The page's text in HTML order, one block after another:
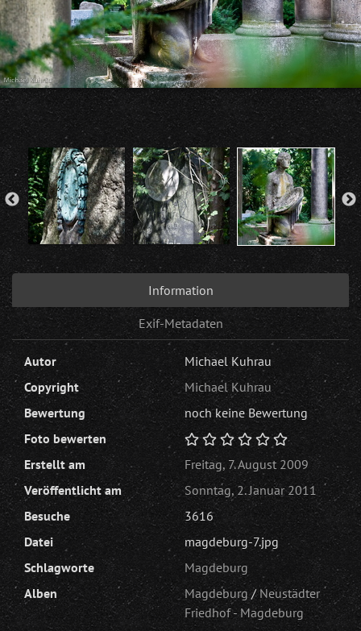
Information
Exif-Metadaten
Autor
Michael Kuhrau
Copyright
Michael Kuhrau
Bewertung
noch keine Bewertung
Foto bewerten
Erstellt am
Freitag, 7. August 2009
Veröffentlicht am
Sonntag, 2. Januar 2011
Besuche
3616
Datei
magdeburg-7.jpg
Schlagworte
Magdeburg
Alben
Magdeburg/Neustädter
Friedhof - Magdeburg